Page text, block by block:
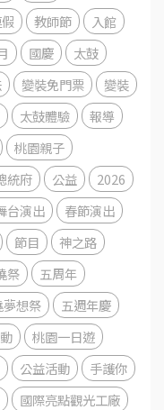
教師節
入館
國慶
太鼓
變裝免門票
變裝
太鼓體驗
報導
桃園親子
統府 公益
2026
台演出
春節演出
節目
神之路
祭
五周年
想祭
五週年慶
桃園一日遊
公益活動
手護你
國際亮點觀光工廠